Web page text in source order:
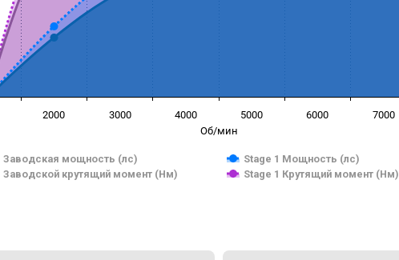
Об/мин
Заводская мощность (лс)
Stage 1 Мощность (лс)
Заводской крутящий момент (Нм)
Stage 1 Крутящий момент (Нм)
2000 3000 4000 5000 6000 7000